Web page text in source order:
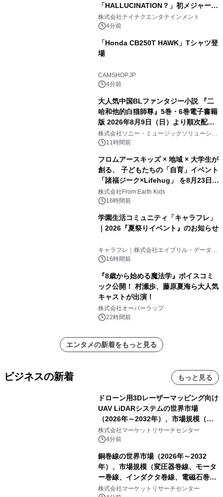
「HALLUCINATION？」初メジャー配
信リリース決定！
株式会社テイチクエンタテインメント
4分前
「Honda CB250T HAWK」Tシャツ登
場
CAMSHOP.JP
4分前
大人気中国BLファンタジー小説 『二
哈和他的白猫師尊』5巻・6巻電子書籍
版 2026年8月9日（日）より順次配信
開始
株式会社ソニー・ミュージックソリューショ
ンズ11時間前
フロムアースキッズ × 地域 × 大学生が
創る、 子どもたちの「自育」イベント
「諸福ジーク×Lifehug」 を8月23日
(日)開催
株式会社From Earth Kids
16時間前
学園生活コミュニティ「キャラフレ」
｜2026『夏祭りイベント』のお知らせ
キャラフレ｜株式会社エイプリル・データ・
デザインズ
16時間前
『8歳から始める魔法学』ボイスコミ
ック公開！ 村瀬歩、藤原夏海ら大人気
キャストが出演！
株式会社オーバーラップ
22時間前
エンタメの新着をもっと見る
ビジネスの新着 もっと見る
ドローン用3Dレーザーマッピング向け
UAV LiDARシステムの世界市場
（2026年～2032年）、市場規模（長
距離LiDARシステム、中距離LiDARシ
ステム、短距離LiDARシステム）・分
株式会社マーケットリサーチセンター
4分前
銅巻線の世界市場（2026年～2032
年）、市場規模（変圧器巻線、モータ
ー巻線、インダクタ巻線、電磁石巻
線）・分析レポートを発表
株式会社マーケットリサーチセンター